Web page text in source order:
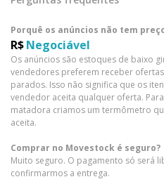
Porquê os anúncios não tem
R$Negociável
Os anúncios são estoques de baixo
vendedores preferem receber
parados. Isso não significa que os
vendedor aceita qualquer oferta.
matadora criamos um termômetro
aceita.
Comprar no Movestock é seguro?
Muito seguro. O pagamento só será
confirmarmos a entrega.